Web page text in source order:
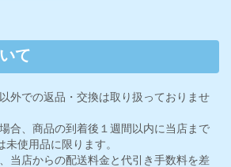
て
外での返品・交換は取り扱っておりませ
合、商品の到着後１週間以内に当店まで
使用品に限ります。
当店からの配送料金と代引き手数料を差